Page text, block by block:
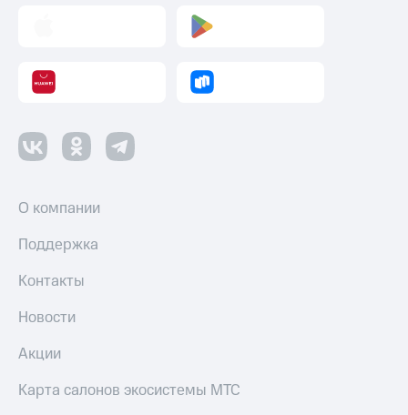
О компании
Поддержка
Контакты
Новости
Акции
Карта салонов экосистемы МТС